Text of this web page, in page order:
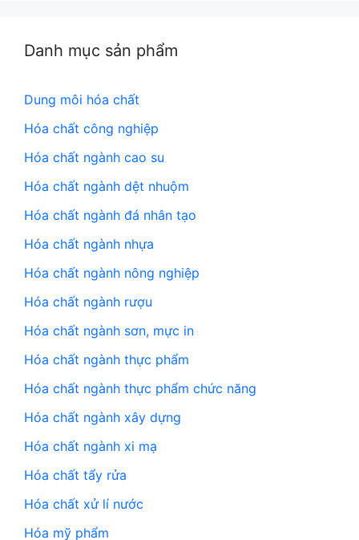
Danh mục sản phẩm
Dung môi hóa chất
Hóa chất công nghiệp
Hóa chất ngành cao su
Hóa chất ngành dệt nhuộm
Hóa chất ngành đá nhân tạo
Hóa chất ngành nhựa
Hóa chất ngành nông nghiệp
Hóa chất ngành rượu
Hóa chất ngành sơn, mực in
Hóa chất ngành thực phẩm
Hóa chất ngành thực phẩm chức năng
Hóa chất ngành xây dựng
Hóa chất ngành xi mạ
Hóa chất tẩy rửa
Hóa chất xử lí nước
Hóa mỹ phẩm